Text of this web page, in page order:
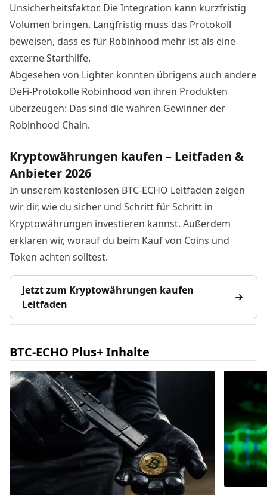
Unsicherheitsfaktor. Die Integration kann kurzfristig
Volumen bringen. Langfristig muss das Protokoll
beweisen, dass es für Robinhood mehr ist als eine
externe Starthilfe.
Abgesehen von Lighter konnten übrigens auch andere
DeFi-Protokolle Robinhood von ihren Produkten
überzeugen: Das sind die wahren Gewinner der
Robinhood Chain.
Kryptowährungen kaufen – Leitfaden &
Anbieter 2026
In unserem kostenlosen BTC-ECHO Leitfaden zeigen
wir dir, wie du sicher und Schritt für Schritt in
Kryptowährungen investieren kannst. Außerdem
erklären wir, worauf du beim Kauf von Coins und
Token achten solltest.
Jetzt zum Kryptowährungen kaufen
Leitfaden
BTC-ECHO Plus+ Inhalte